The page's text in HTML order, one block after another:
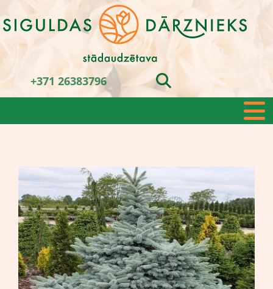
+371 26383796